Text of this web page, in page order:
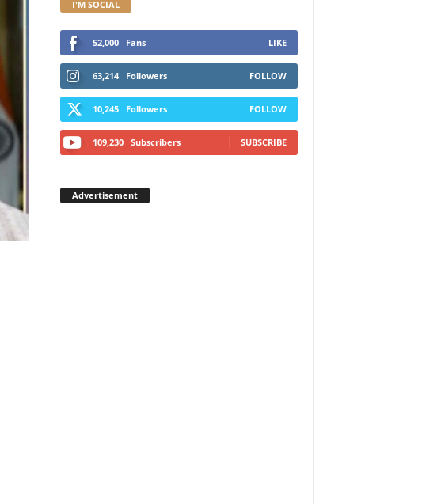
I'M SOCIAL
52,000 Fans LIKE
63,214 Followers FOLLOW
10,245 Followers FOLLOW
109,230 Subscribers SUBSCRIBE
Advertisement